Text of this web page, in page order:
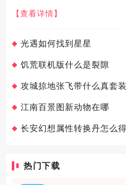
地，同时升级农具、清理障碍物、
田地规模。提升农夫等级是解锁更
【查看详情】
光遇如何找到星星
饥荒联机版什么是裂隙
攻城掠地张飞带什么真套装
江南百景图新动物在哪
长安幻想属性转换丹怎么得
热门下载